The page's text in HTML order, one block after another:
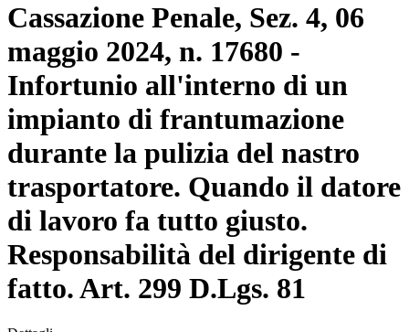
Cassazione Penale, Sez. 4, 06
maggio 2024, n. 17680 -
Infortunio all'interno di un
impianto di frantumazione
durante la pulizia del nastro
trasportatore. Quando il datore
di lavoro fa tutto giusto.
Responsabilità del dirigente di
fatto. Art. 299 D.Lgs. 81